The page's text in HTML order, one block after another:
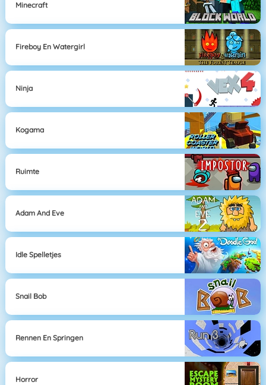
Minecraft
Fireboy En Watergirl
Ninja
Kogama
Ruimte
Adam And Eve
Idle Spelletjes
Snail Bob
Rennen En Springen
Horror